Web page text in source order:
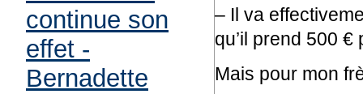
– Il va
qu’il prend 500
Mais pour mon
continue son
effet -
Bernadette